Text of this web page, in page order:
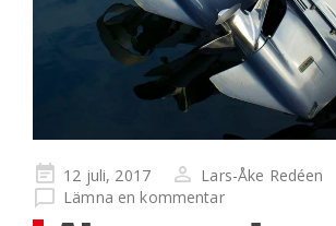
Publicerad
på
12 juli, 2017 Lars-Åke Redéen
Lämna en kommentar